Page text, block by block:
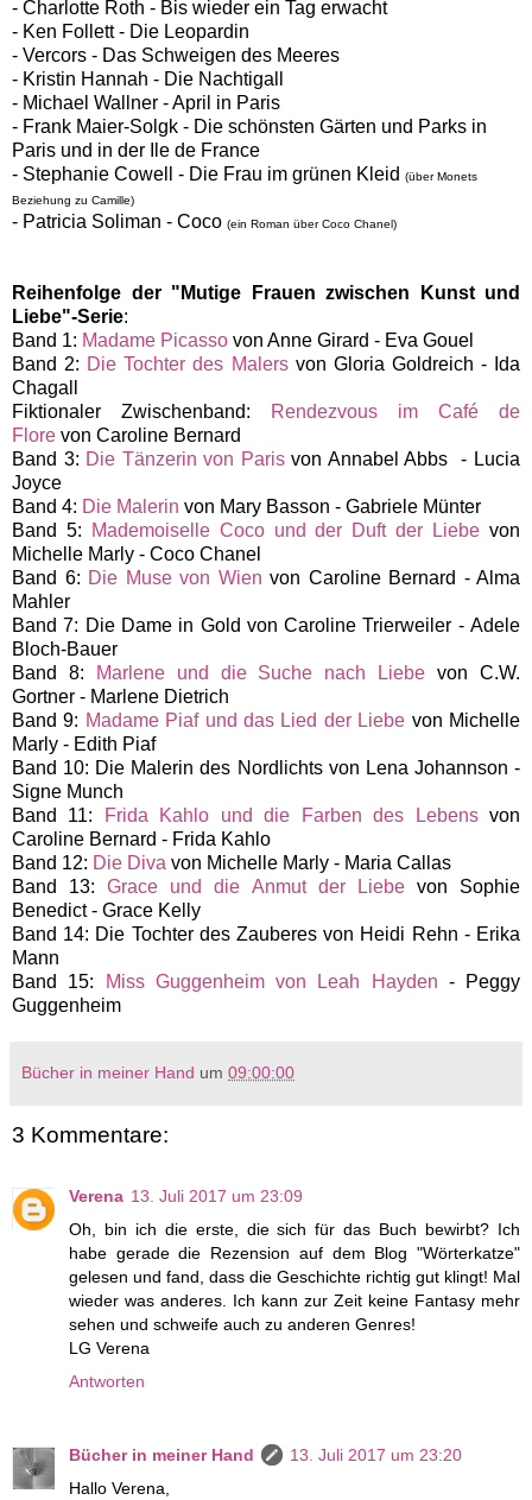
- Charlotte Roth - Bis wieder ein Tag erwacht
- Ken Follett - Die Leopardin
- Vercors - Das Schweigen des Meeres
- Kristin Hannah - Die Nachtigall
- Michael Wallner - April in Paris
- Frank Maier-Solgk - Die schönsten Gärten und Parks in
Paris und in der Ile de France
- Stephanie Cowell - Die Frau im grünen Kleid (über Monets
Beziehung zu Camille)
- Patricia Soliman - Coco (ein Roman über Coco Chanel)
Reihenfolge der "Mutige Frauen zwischen Kunst und
Liebe"-Serie:
Band 1: Madame Picasso von Anne Girard - Eva Gouel
Band 2: Die Tochter des Malers von Gloria Goldreich - Ida
Chagall
Fiktionaler Zwischenband:
Rendezvous im Café de
Flore von Caroline Bernard
Band 3: Die Tänzerin von Paris von Annabel Abbs - Lucia
Joyce
Band 4: Die Malerin von Mary Basson - Gabriele Münter
Band 5:
Mademoiselle Coco und der Duft der Liebe von
Michelle Marly - Coco Chanel
Band 6: Die Muse von Wien von Caroline Bernard - Alma
Mahler
Band 7: Die Dame in Gold von Caroline Trierweiler - Adele
Bloch-Bauer
Band 8:
Marlene und die Suche nach Liebe von C.W.
Gortner - Marlene Dietrich
Band 9: Madame Piaf und das Lied der Liebe von Michelle
Marly - Edith Piaf
Band 10: Die Malerin des Nordlichts von Lena Johannson -
Signe Munch
Band 11:
Frida Kahlo und die Farben des Lebens von
Caroline Bernard - Frida Kahlo
Band 12: Die Diva von Michelle Marly - Maria Callas
Band 13:
Grace und die Anmut der Liebe von Sophie
Benedict - Grace Kelly
Band 14: Die Tochter des Zauberes von Heidi Rehn - Erika
Mann
Band 15:
Miss Guggenheim von Leah Hayden - Peggy
Guggenheim
Bücher in meiner Hand um 09:00:00
3 Kommentare:
Verena 13. Juli 2017 um 23:09
Oh, bin ich die erste, die sich für das Buch bewirbt? Ich
habe gerade die Rezension auf dem Blog "Wörterkatze"
gelesen und fand, dass die Geschichte richtig gut klingt! Mal
wieder was anderes. Ich kann zur Zeit keine Fantasy mehr
sehen und schweife auch zu anderen Genres!
LG Verena
Antworten
Bücher in meiner Hand
13. Juli 2017 um 23:20
Hallo Verena,